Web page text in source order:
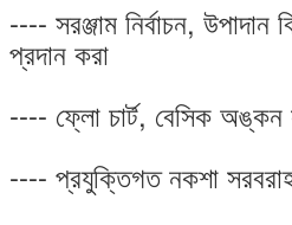
---- সরঞ্জাম নির্বাচন, উপাদান
প্রদান করা
---- ফ্লো চার্ট, বেসিক
---- প্রযুক্তিগত নকশা